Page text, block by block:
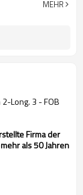
MEHR
Long. 3 - FOB
Firma der
als 50 Jahren